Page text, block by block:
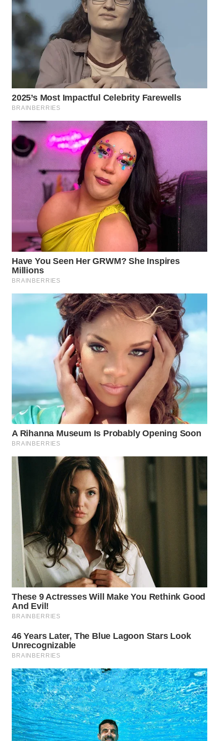
INDRAMAYU
WN
KUNINGAN
WN
MAJALENGKA
SUBANG
WN
SUKABUMI
WN
PURWAKARTA
WN
PRIANGAN
TIMUR
WN
SEMARANG
BOROBUDUR
MADURA
WN
SURABAYA
WN
BINTAN
WN
MANDALIKA
WN
LIKUPANG
WN
LABUANBAJO
WN
BORNEO
Wahana
Media
Group
WAHANA
NEWS